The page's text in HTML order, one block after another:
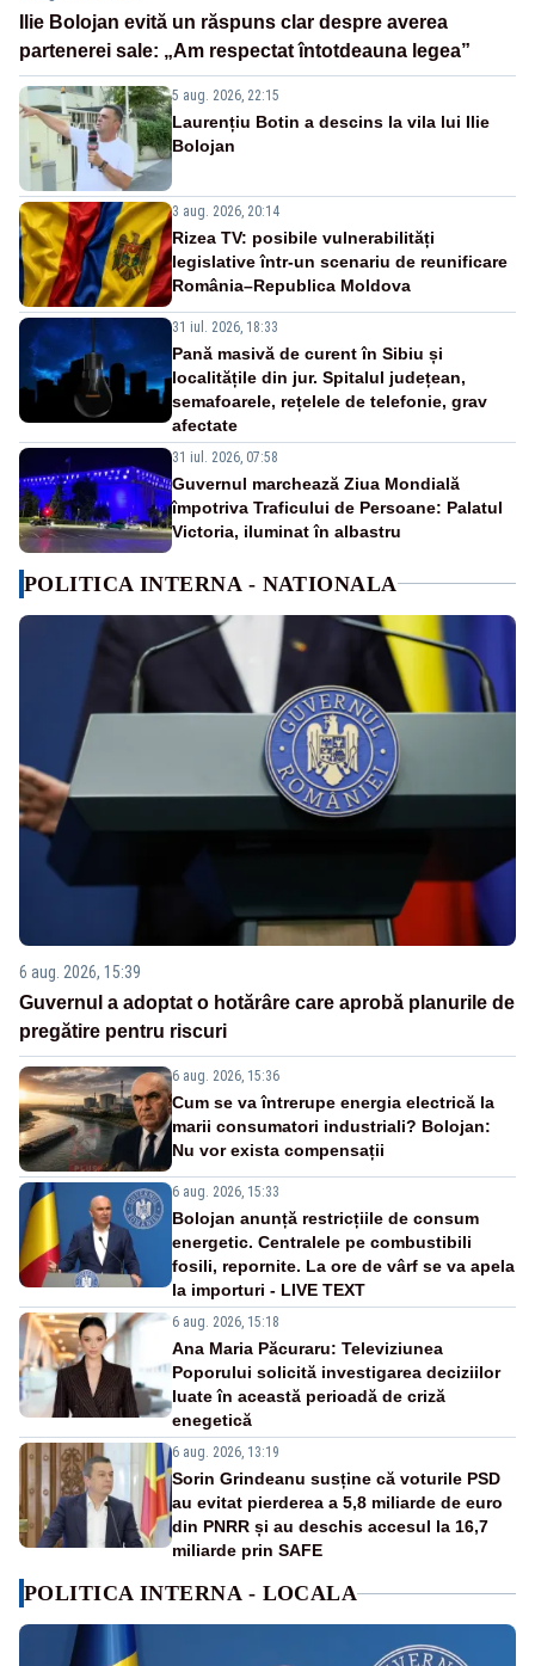
Ilie Bolojan evită un răspuns clar despre averea
partenerei sale: „Am respectat întotdeauna legea”
5 aug. 2026, 22:15
Laurențiu Botin a descins la vila lui Ilie
Bolojan
3 aug. 2026, 20:14
Rizea TV: posibile vulnerabilități
legislative într-un scenariu de reunificare
România–Republica Moldova
31 iul. 2026, 18:33
Pană masivă de curent în Sibiu și
localitățile din jur. Spitalul județean,
semafoarele, rețelele de telefonie, grav
afectate
31 iul. 2026, 07:58
Guvernul marchează Ziua Mondială
împotriva Traficului de Persoane: Palatul
Victoria, iluminat în albastru
POLITICA INTERNA - NATIONALA
6 aug. 2026, 15:39
Guvernul a adoptat o hotărâre care aprobă planurile de
pregătire pentru riscuri
6 aug. 2026, 15:36
Cum se va întrerupe energia electrică la
marii consumatori industriali? Bolojan:
Nu vor exista compensații
6 aug. 2026, 15:33
Bolojan anunță restricțiile de consum
energetic. Centralele pe combustibili
fosili, repornite. La ore de vârf se va apela
la importuri - LIVE TEXT
6 aug. 2026, 15:18
Ana Maria Păcuraru: Televiziunea
Poporului solicită investigarea deciziilor
luate în această perioadă de criză
enegetică
6 aug. 2026, 13:19
Sorin Grindeanu susține că voturile PSD
au evitat pierderea a 5,8 miliarde de euro
din PNRR și au deschis accesul la 16,7
miliarde prin SAFE
POLITICA INTERNA - LOCALA